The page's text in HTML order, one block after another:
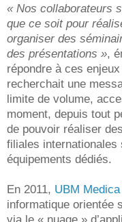
« Nos collaborateurs
que ce soit pour
organiser des
des présentations »,
répondre à ces
recherchait une
limite de volume,
moment, depuis tout
de pouvoir réaliser
filiales
équipements dédiés.
En 2011, UBM
informatique orientée
via le « nuage »